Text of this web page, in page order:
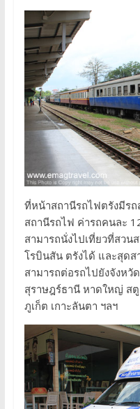
ที่หน้าสถานีรถไฟตรังมีรถ
สถานีรถไฟ ค่ารถคนละ
สามารถนั่งไปเที่ยวที่สว
โรบินสัน ตรังได้ และสุด
สามารถต่อรถไปยังจังหวั
สุราษฎร์ธานี หาดใหญ่ ส
ภูเก็ต เกาะลันตา ฯลฯ